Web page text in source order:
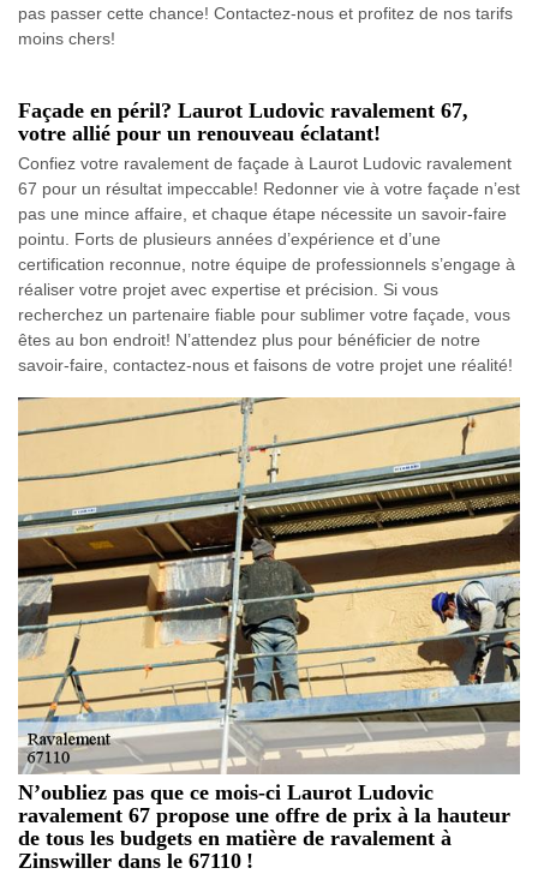
pas passer cette chance! Contactez-nous et profitez de nos tarifs
moins chers!
Façade en péril? Laurot Ludovic ravalement 67,
votre allié pour un renouveau éclatant!
Confiez votre ravalement de façade à Laurot Ludovic ravalement
67 pour un résultat impeccable! Redonner vie à votre façade n’est
pas une mince affaire, et chaque étape nécessite un savoir-faire
pointu. Forts de plusieurs années d’expérience et d’une
certification reconnue, notre équipe de professionnels s’engage à
réaliser votre projet avec expertise et précision. Si vous
recherchez un partenaire fiable pour sublimer votre façade, vous
êtes au bon endroit! N’attendez plus pour bénéficier de notre
savoir-faire, contactez-nous et faisons de votre projet une réalité!
N’oubliez pas que ce mois-ci Laurot Ludovic
ravalement 67 propose une offre de prix à la hauteur
de tous les budgets en matière de ravalement à
Zinswiller dans le 67110 !